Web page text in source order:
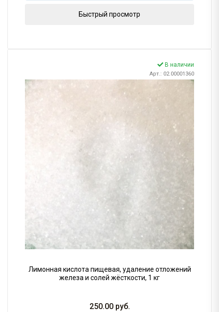
Быстрый просмотр
В наличии
Арт.: 02.00001360
Лимонная кислота пищевая, удаление отложений
железа и солей жёсткости, 1 кг
250.00руб.